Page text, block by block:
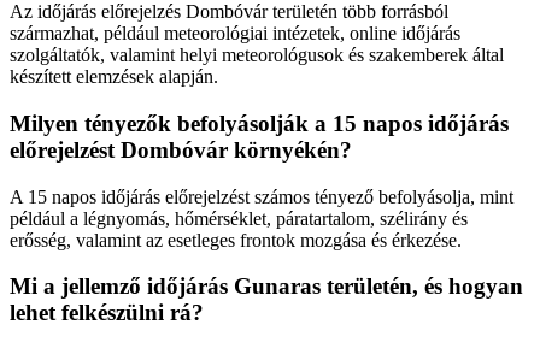
Az időjárás előrejelzés Dombóvár területén több forrásból
származhat, például meteorológiai intézetek, online időjárás
szolgáltatók, valamint helyi meteorológusok és szakemberek által
készített elemzések alapján.
Milyen tényezők befolyásolják a 15 napos időjárás
előrejelzést Dombóvár környékén?
A 15 napos időjárás előrejelzést számos tényező befolyásolja, mint
például a légnyomás, hőmérséklet, páratartalom, szélirány és
erősség, valamint az esetleges frontok mozgása és érkezése.
Mi a jellemző időjárás Gunaras területén, és hogyan
lehet felkészülni rá?